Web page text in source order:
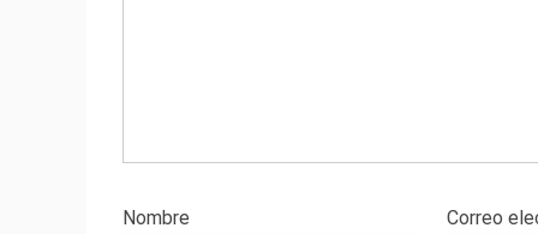
Nombre Correo